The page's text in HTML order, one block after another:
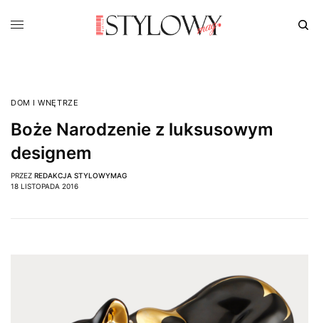
DOM I WNĘTRZE
Boże Narodzenie z luksusowym
designem
PRZEZ REDAKCJA STYLOWYMAG
18 LISTOPADA 2016